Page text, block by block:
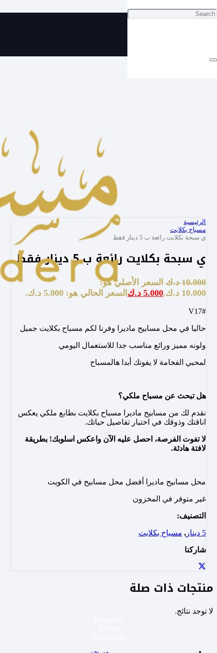
ي سبحة بكلايت رائعة ب 5 دينار فقط
الرئيسية
مسباح بكلايت
ي سبحة بكلايت رائعة ب 5 دينار فقط
ي سبحة بكلايت رائعة ب 5 دينار فقط
10.000 د.ك السعر الأصلي هو:
10.000 د.ك.
5.000 د.ك السعر الحالي هو: 5.000 د.ك.
#V17
حاليا في محل مسابيح ماديرا وفرنا لكم مسباح بكلايت جميل
ولونه مميز ورائع مناسب جدا للاستعمال اليومي
لمحبي الفخامة لا يفوتك أبدا هالمسباح
هل تبحث عن مسباح ملكي؟
نقدم لك من مسابيح ماديرا مسباح بكلايت بطابع ملكي يعكس
اناقتك وذوقك في اختيار تفاصيل حياتك.
لا تفوت الفرصة، احصل عليه الآن واعكس اسلوبك! بطريقة
لافتة هادئة.
محل مسابيح ماديرا أفضل محل مسابيح في الكويت
غير متوفر في المخزون
التصنيف:
5 دينار , مسباح بكلايت
شاركنا
منتجات ذات صلة
لا توجد نتائج.